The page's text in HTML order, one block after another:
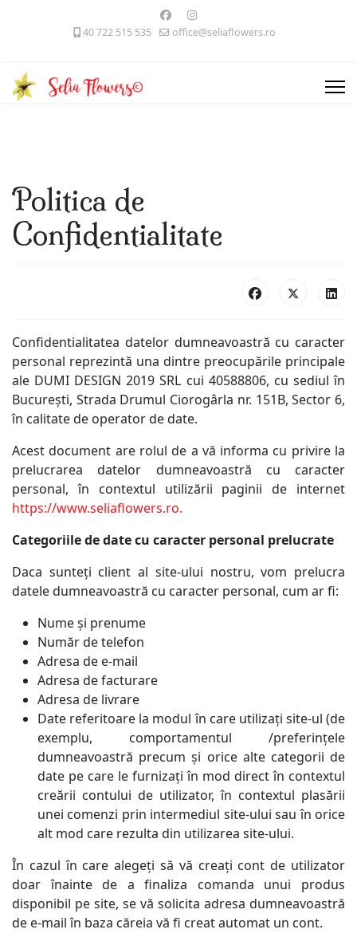
40 722 515 535 office@seliaflowers.ro
Politica de
Confidentialitate
Confidentialitatea datelor dumneavoastră cu caracter
personal reprezintă una dintre preocupările principale
ale DUMI DESIGN 2019 SRL cui 40588806, cu sediul în
București, Strada Drumul Ciorogârla nr. 151B, Sector 6,
în calitate de operator de date.
Acest document are rolul de a vă informa cu privire la
prelucrarea datelor dumneavoastră cu caracter
personal, în contextul utilizării paginii de internet
https://www.seliaflowers.ro.
Categoriile de date cu caracter personal prelucrate
Daca sunteți client al site-ului nostru, vom prelucra
datele dumneavoastră cu caracter personal, cum ar fi:
Nume și prenume
Număr de telefon
Adresa de e-mail
Adresa de facturare
Adresa de livrare
Date referitoare la modul în care utilizați site-ul (de
exemplu, comportamentul /preferințele
dumneavoastră precum și orice alte categorii de
date pe care le furnizați în mod direct în contextul
creării contului de utilizator, în contextul plasării
unei comenzi prin intermediul site-ului sau în orice
alt mod care rezulta din utilizarea site-ului.
În cazul în care alegeți să vă creați cont de utilizator
doar înainte de a finaliza comanda unui produs
disponibil pe site, se vă solicita adresa dumneavoastră
de e-mail în baza căreia vă fi creat automat un cont.